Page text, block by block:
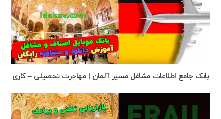
بانک جامع اطلاعات مشاغل مسیر آلمان | مهاجرت تحصیلی – کاری